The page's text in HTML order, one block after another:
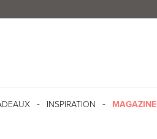
INSPIRATION MAGAZINE